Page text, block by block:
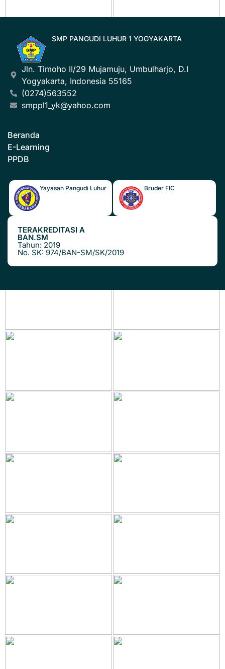
SMP PANGUDI LUHUR 1 YOGYAKARTA
Jln. Timoho II/29 Mujamuju, Umbulharjo, D.I
Yogyakarta, Indonesia 55165
(0274)563552
smppl1_yk@yahoo.com
Beranda
E-Learning
PPDB
Yayasan Pangudi Luhur Bruder FIC
TERAKREDITASI A
BAN.SM
Tahun: 2019
No. SK: 974/BAN-SM/SK/2019